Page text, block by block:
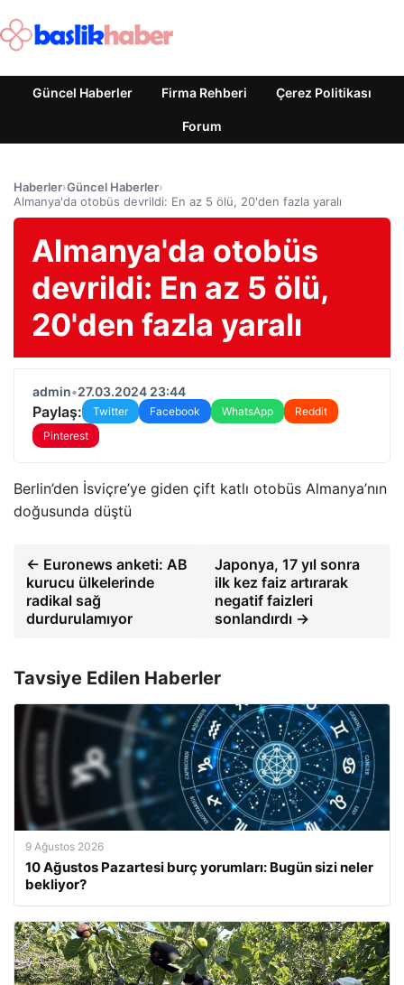
Güncel Haberler Firma Rehberi Çerez Politikası
Forum
Haberler›Güncel Haberler›
Almanya'da otobüs devrildi: En az 5 ölü, 20'den fazla yaralı
Almanya'da otobüs
devrildi: En az 5 ölü,
20'den fazla yaralı
admin•27.03.2024 23:44
Paylaş: Twitter Facebook WhatsApp
Reddit
Pinterest
Berlin’den İsviçre’ye giden çift katlı otobüs Almanya’nın
doğusunda düştü
← Euronews anketi: AB
kurucu ülkelerinde
radikal sağ
durdurulamıyor
Japonya, 17 yıl sonra
ilk kez faiz artırarak
negatif faizleri
sonlandırdı →
Tavsiye Edilen Haberler
9 Ağustos 2026
10 Ağustos Pazartesi burç yorumları: Bugün sizi neler
bekliyor?